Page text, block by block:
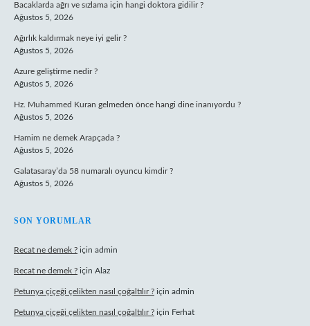
Bacaklarda ağrı ve sızlama için hangi doktora gidilir ?
Ağustos 5, 2026
Ağırlık kaldırmak neye iyi gelir ?
Ağustos 5, 2026
Azure geliştirme nedir ?
Ağustos 5, 2026
Hz. Muhammed Kuran gelmeden önce hangi dine inanıyordu ?
Ağustos 5, 2026
Hamim ne demek Arapçada ?
Ağustos 5, 2026
Galatasaray’da 58 numaralı oyuncu kimdir ?
Ağustos 5, 2026
SON YORUMLAR
Recat ne demek ? için admin
Recat ne demek ? için Alaz
Petunya çiçeği çelikten nasıl çoğaltılır ? için admin
Petunya çiçeği çelikten nasıl çoğaltılır ? için Ferhat